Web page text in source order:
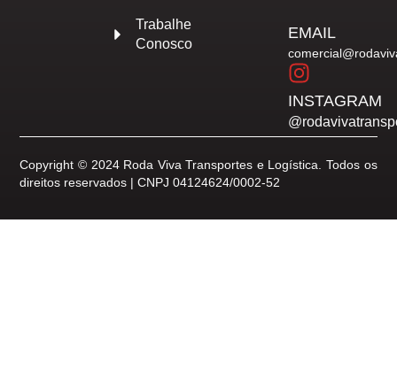
Trabalhe
Conosco
EMAIL
INSTAGRAM
Copyright © 2024 Roda Viva Transportes e Logística. Todos os
direitos reservados | CNPJ 04124624/0002-52